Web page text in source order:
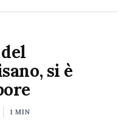
si è
1 MIN